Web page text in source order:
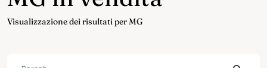
Visualizzazione dei risultati per MG